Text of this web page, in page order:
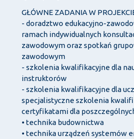
GŁÓWNE ZADANIA W
- doradztwo edukacyjno-
ramach indywidualnych
zawodowym oraz spotkań
zawodowym
- szkolenia kwalifikacyjne dla
instruktorów
- szkolenia kwalifikacyjne dla
specjalistyczne szkolenia
certyfikatami dla
• technika budownictwa
• technika urządzeń systemów